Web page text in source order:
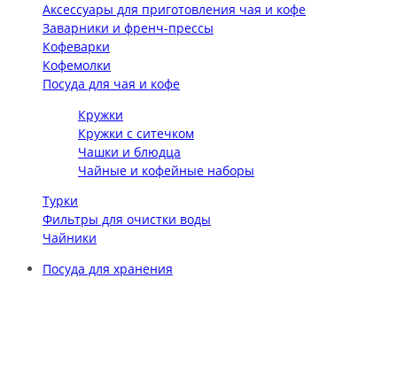
Аксессуары для приготовления чая и кофе
Заварники и френч-прессы
Кофеварки
Кофемолки
Посуда для чая и кофе
Кружки
Кружки с ситечком
Чашки и блюдца
Чайные и кофейные наборы
Турки
Фильтры для очистки воды
Чайники
Посуда для хранения